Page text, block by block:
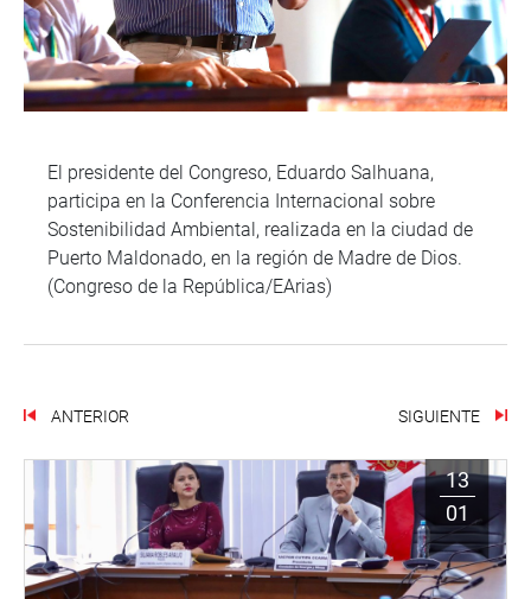
El presidente del Congreso, Eduardo Salhuana,
participa en la Conferencia Internacional sobre
Sostenibilidad Ambiental, realizada en la ciudad de
Puerto Maldonado, en la región de Madre de Dios.
(Congreso de la República/EArias)
ANTERIOR SIGUIENTE
13
01